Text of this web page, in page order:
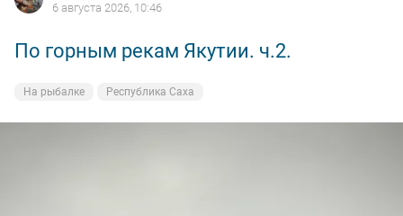
6 августа 2026, 10:46
По горным рекам Якутии. ч.2.
На рыбалке Республика Саха